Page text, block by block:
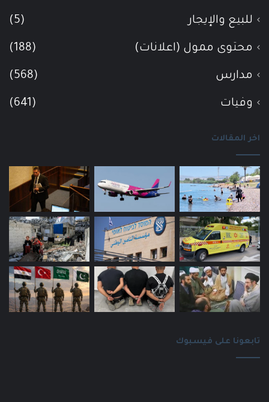
للبيع والإيجار (5)
محتوى ممول (اعلانات) (188)
مدارس (568)
وفيات (641)
اخر المقالات
تابعونا على فيسبوك